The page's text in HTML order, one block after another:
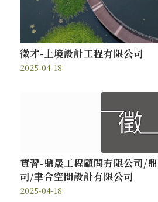
徵才-上境設計工程有限公司
2025-04-18
實習-鼎晟工程顧問有限公司/
司/聿合空間設計有限公司
2025-04-18